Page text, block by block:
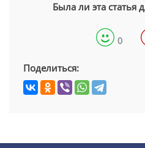
Была ли эта статья
0
Поделиться: